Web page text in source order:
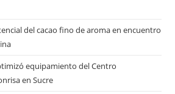
del cacao fino de aroma en encuentro
equipamiento del Centro
en Sucre